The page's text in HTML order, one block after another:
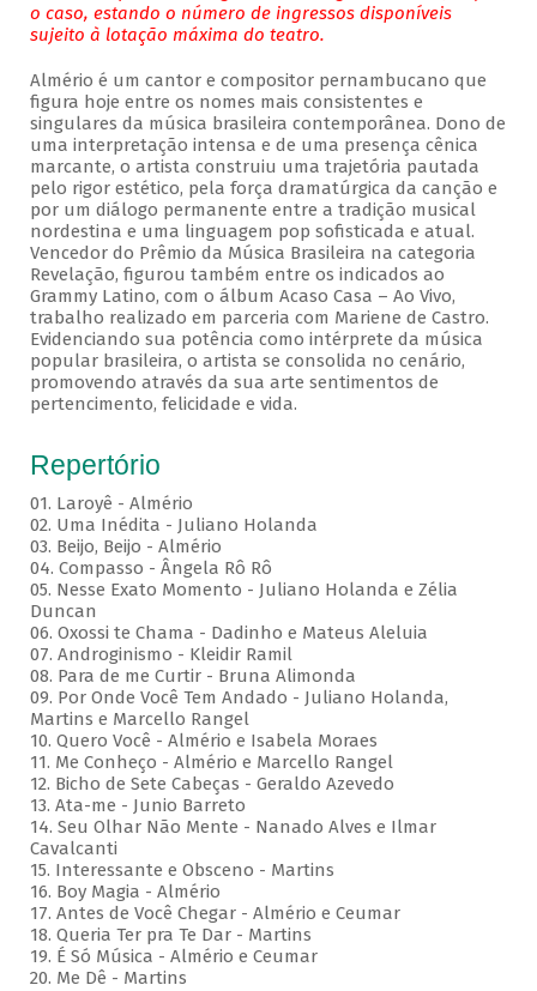
o caso, estando o número de ingressos disponíveis
sujeito à lotação máxima do teatro.
Almério é um cantor e compositor pernambucano que
figura hoje entre os nomes mais consistentes e
singulares da música brasileira contemporânea. Dono de
uma interpretação intensa e de uma presença cênica
marcante, o artista construiu uma trajetória pautada
pelo rigor estético, pela força dramatúrgica da canção e
por um diálogo permanente entre a tradição musical
nordestina e uma linguagem pop sofisticada e atual.
Vencedor do Prêmio da Música Brasileira na categoria
Revelação, figurou também entre os indicados ao
Grammy Latino, com o álbum Acaso Casa – Ao Vivo,
trabalho realizado em parceria com Mariene de Castro.
Evidenciando sua potência como intérprete da música
popular brasileira, o artista se consolida no cenário,
promovendo através da sua arte sentimentos de
pertencimento, felicidade e vida.
Repertório
01. Laroyê - Almério
02. Uma Inédita - Juliano Holanda
03. Beijo, Beijo - Almério
04. Compasso - Ângela Rô Rô
05. Nesse Exato Momento - Juliano Holanda e Zélia
Duncan
06. Oxossi te Chama - Dadinho e Mateus Aleluia
07. Androginismo - Kleidir Ramil
08. Para de me Curtir - Bruna Alimonda
09. Por Onde Você Tem Andado - Juliano Holanda,
Martins e Marcello Rangel
10. Quero Você - Almério e Isabela Moraes
11. Me Conheço - Almério e Marcello Rangel
12. Bicho de Sete Cabeças - Geraldo Azevedo
13. Ata-me - Junio Barreto
14. Seu Olhar Não Mente - Nanado Alves e Ilmar
Cavalcanti
15. Interessante e Obsceno - Martins
16. Boy Magia - Almério
17. Antes de Você Chegar - Almério e Ceumar
18. Queria Ter pra Te Dar - Martins
19. É Só Música - Almério e Ceumar
20. Me Dê - Martins